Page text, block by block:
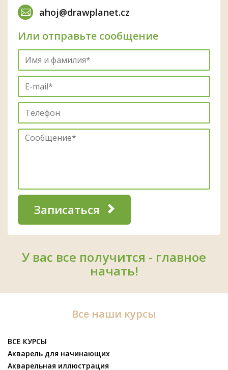
ahoj@drawplanet.cz
Или отправьте сообщение
Записаться
У вас все получится - главное
начать!
Все наши курсы
ВСЕ КУРСЫ
Акварель для начинающих
Акварельная иллюстрация